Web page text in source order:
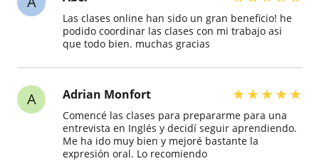
Las clases online han sido un gran beneficio! he
podido coordinar las clases con mi trabajo asi
que todo bien. muchas gracias
A Adrian Monfort ★★★★★
Comencé las clases para prepararme para una
entrevista en Inglés y decidí seguir aprendiendo.
Me ha ido muy bien y mejoré bastante la
expresión oral. Lo recomiendo